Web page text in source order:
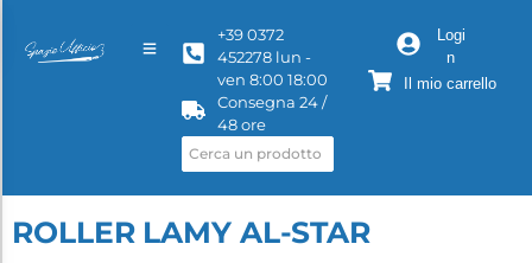
+39 0372
452278 lun -
ven 8:00 18:00
Consegna 24 /
48 ore
Logi
n
Il mio carrello
ROLLER LAMY AL-STAR